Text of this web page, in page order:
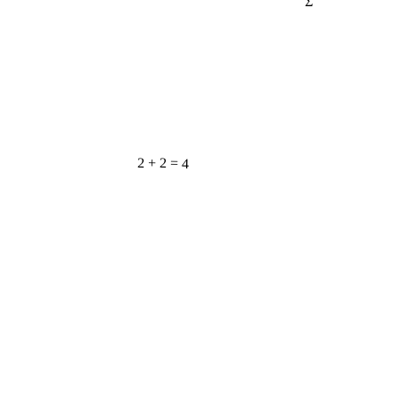
2 + 2 = 4